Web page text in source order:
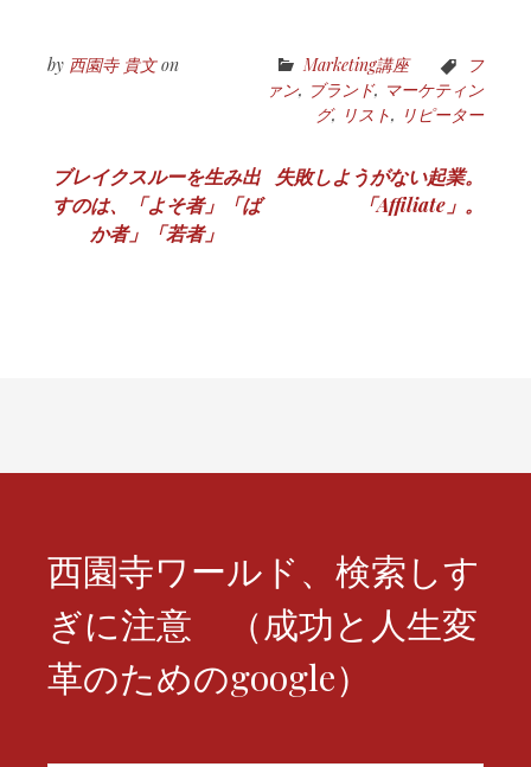
by 西園寺 貴文on Marketing講座
フ
ァン, ブランド, マーケティン
グ, リスト, リピーター
投
稿
ョ
ブレイクスルーを生み出
すのは、「よそ者」「ば
か者」「若者」
失敗しようがない起業。
「Affiliate」。
西園寺ワールド、検索しす
ぎに注意 （成功と人生変
革のためのgoogle）